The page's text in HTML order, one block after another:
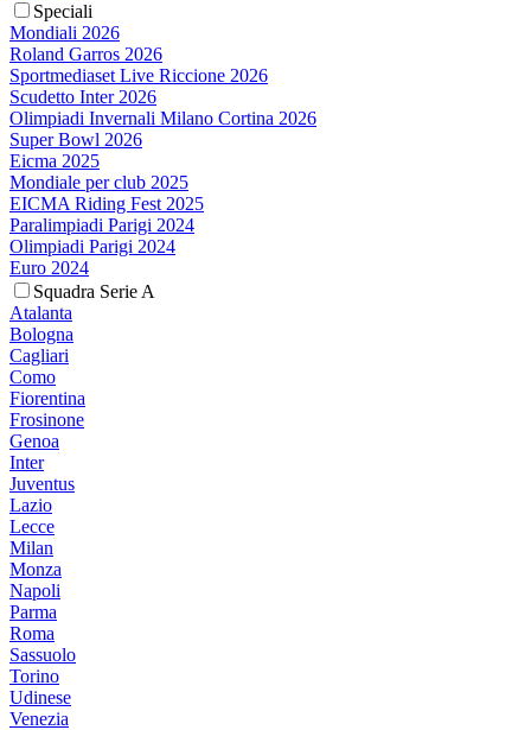
Speciali
Mondiali 2026
Roland Garros 2026
Sportmediaset Live Riccione 2026
Scudetto Inter 2026
Olimpiadi Invernali Milano Cortina 2026
Super Bowl 2026
Eicma 2025
Mondiale per club 2025
EICMA Riding Fest 2025
Paralimpiadi Parigi 2024
Olimpiadi Parigi 2024
Euro 2024
Squadra Serie A
Atalanta
Bologna
Cagliari
Como
Fiorentina
Frosinone
Genoa
Inter
Juventus
Lazio
Lecce
Milan
Monza
Napoli
Parma
Roma
Sassuolo
Torino
Udinese
Venezia